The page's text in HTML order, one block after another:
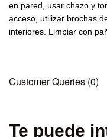
en pared, usar chazo y
acceso, utilizar brochas
interiores. Limpiar con
Customer Queries (0)
Te puede